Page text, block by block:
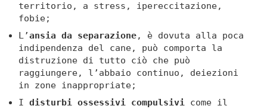
territorio, a stress, ipereccitazione,
fobie;
L’ansia da separazione, è dovuta alla poca
indipendenza del cane, può comporta la
distruzione di tutto ciò che può
raggiungere, l’abbaio continuo, deiezioni
in zone inappropriate;
I disturbi ossessivi compulsivicome il